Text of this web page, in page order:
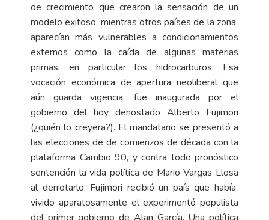
de crecimiento que crearon la sensación de un
modelo exitoso, mientras otros países de la zona
aparecían más vulnerables a condicionamientos
externos como la caída de algunas materias
primas, en particular los hidrocarburos. Esa
vocación económica de apertura neoliberal que
aún guarda vigencia, fue inaugurada por el
gobierno del hoy denostado Alberto Fujimori
(¿quién lo creyera?). El mandatario se presentó a
las elecciones de de comienzos de década con la
plataforma Cambio 90, y contra todo pronóstico
sentención la vida política de Mario Vargas Llosa
al derrotarlo. Fujimori recibió un país que había
vivido aparatosamente el experimentó populista